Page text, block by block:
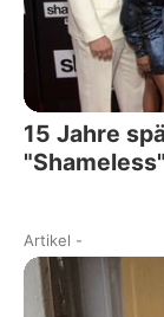
15 Jahre
Artikel -